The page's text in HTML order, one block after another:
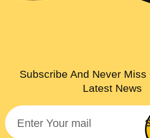
Subscribe And Never Miss
Latest News